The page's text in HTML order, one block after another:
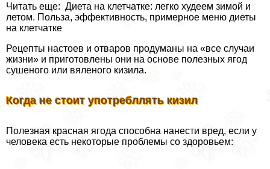
Читать еще: Диета на клетчатке: легко худеем зимой и
летом. Польза, эффективность, примерное меню диеты
на клетчатке
Рецепты настоев и отваров продуманы на «все случаи
жизни» и приготовлены они на основе полезных ягод
сушеного или вяленого кизила.
Когда не стоит употрeбллять кизил
Полезная красная ягода способна нанести вред, если у
человека есть некоторые проблемы со здоровьем: